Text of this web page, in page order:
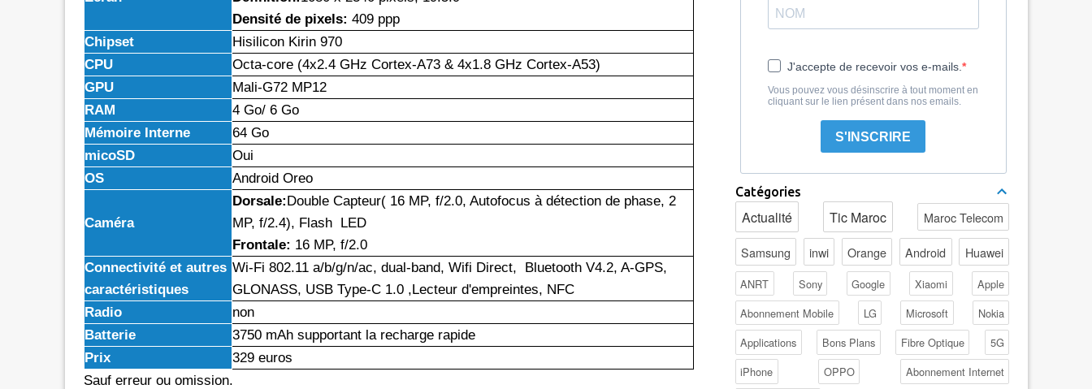
Densité de pixels: 409 ppp
Chipset
Hisilicon Kirin 970
CPU
Octa-core (4x2.4 GHz Cortex-A73 & 4x1.8 GHz Cortex-A53)
GPU
Mali-G72 MP12
RAM
4 Go/ 6 Go
Mémoire Interne
64 Go
micoSD
Oui
OS
Android Oreo
Caméra
Dorsale:Double Capteur( 16 MP, f/2.0, Autofocus à détection de phase, 2
MP, f/2.4), Flash LED
Frontale: 16 MP, f/2.0
Connectivité et autres
caractéristiques
Wi-Fi 802.11 a/b/g/n/ac, dual-band, Wifi Direct, Bluetooth V4.2, A-GPS,
GLONASS, USB Type-C 1.0 ,Lecteur d'empreintes, NFC
Radio
non
Batterie
3750 mAh supportant la recharge rapide
Prix
329 euros
Sauf erreur ou omission.
J'accepte de recevoir vos e-mails.
Vous pouvez vous désinscrire à tout moment en
cliquant sur le lien présent dans nos emails.
S'INSCRIRE
Catégories
Actualité Tic Maroc Maroc Telecom
Samsung inwi Orange Android Huawei
ANRT Sony Google Xiaomi
Apple
Abonnement Mobile
LG Microsoft
Nokia
Applications
Bons Plans Fibre Optique
5G
iPhone
OPPO
Abonnement Internet